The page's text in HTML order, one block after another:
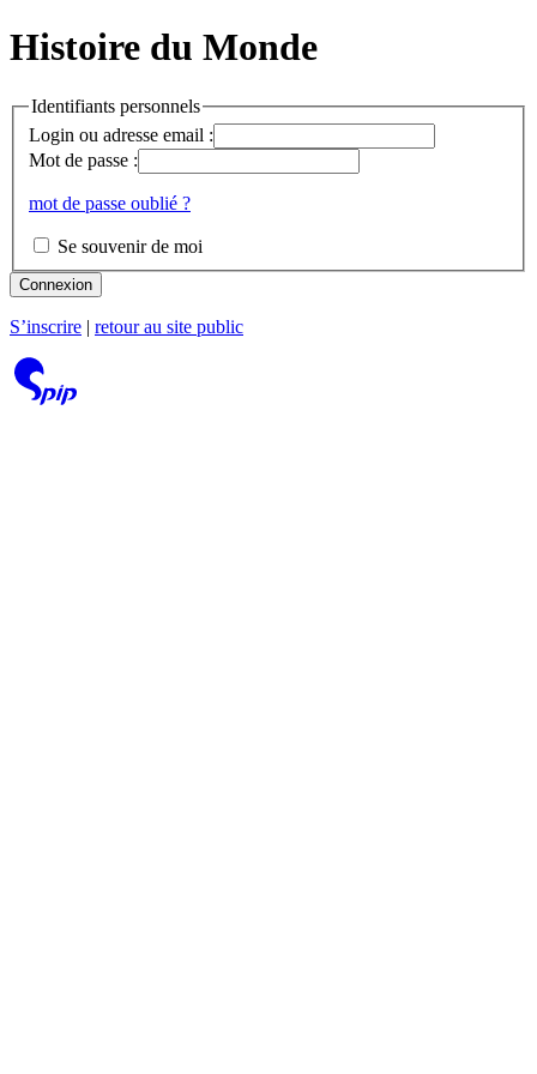
Histoire du Monde
Identifiants personnels
Login ou adresse email :
Mot de passe :
mot de passe oublié ?
Se souvenir de moi
Connexion
S’inscrire retour au site public